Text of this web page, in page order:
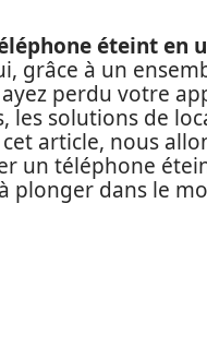
éteint en
grâce à un
perdu votre
les solutions de
article, nous
un téléphone
plonger dans le